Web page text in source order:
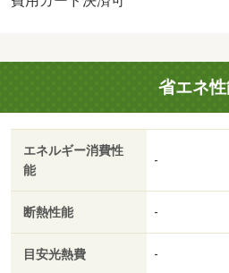
省エネ
エネルギー消費性
能
-
断熱性能 -
目安光熱費 -